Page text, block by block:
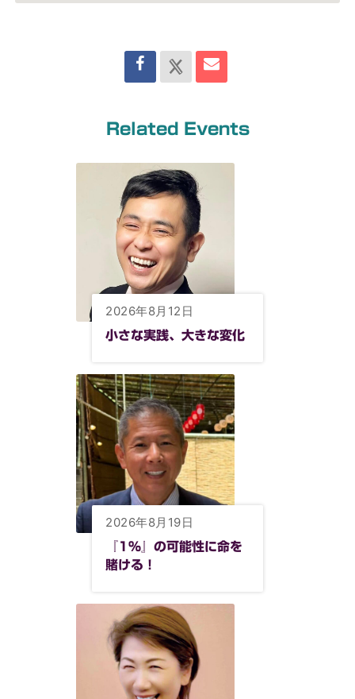
Related Events
2026年8月12日
小さな実践、大きな変化
2026年8月19日
『1%』の可能性に命を
賭ける！